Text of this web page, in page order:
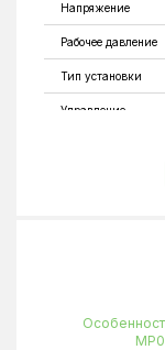
Напряжение
Рабочее давление
Тип установки
Управление